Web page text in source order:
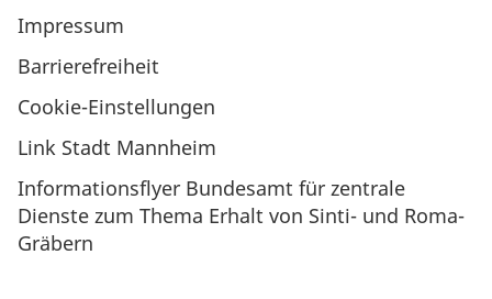
Impressum
Barrierefreiheit
Cookie-Einstellungen
Link Stadt Mannheim
Informationsflyer Bundesamt für zentrale
Dienste zum Thema Erhalt von Sinti- und Roma-
Gräbern